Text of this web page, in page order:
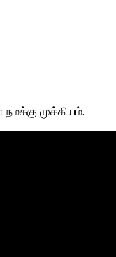
முக்கியம்.